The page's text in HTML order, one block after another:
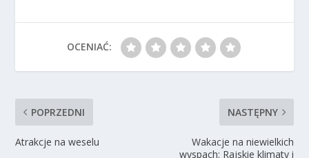
OCENIAĆ:
POPRZEDNI
Atrakcje na weselu
NASTĘPNY
Wakacje na niewielkich
wyspach: Rajskie klimaty i